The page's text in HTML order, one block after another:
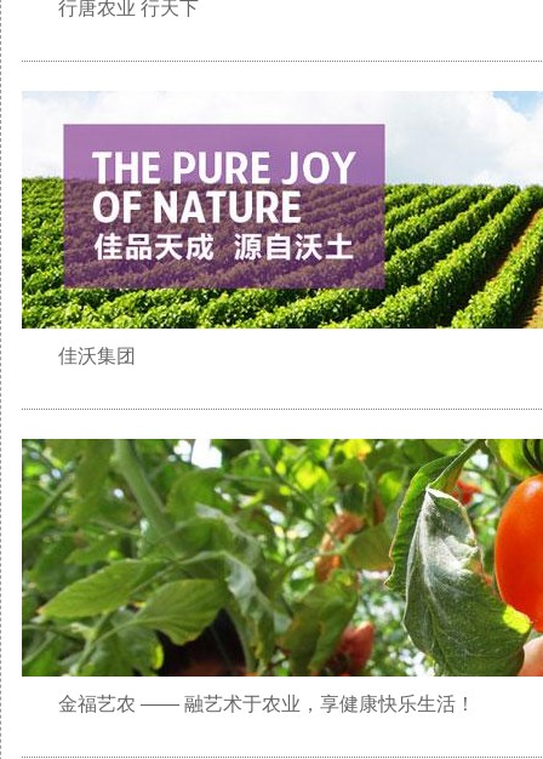
行唐农业 行天下
佳沃集团
金福艺农 —— 融艺术于农业，享健康快乐生活！